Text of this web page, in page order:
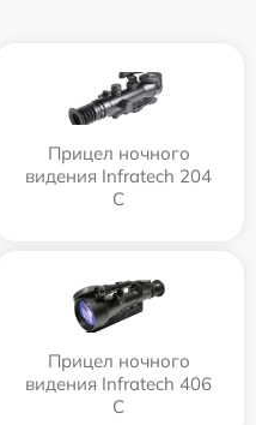
Прицел ночного
видения Infratech 204
С
Прицел ночного
видения Infratech 406
С